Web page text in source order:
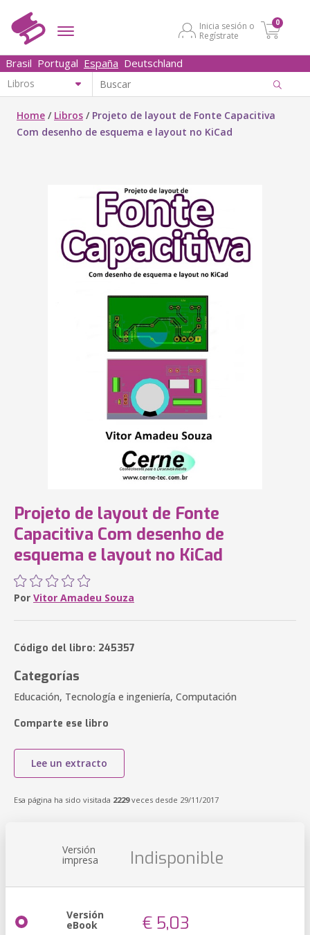
Inicia sesión o
Regístrate
0
Brasil Portugal España Deutschland
Home / Libros / Projeto de layout de Fonte Capacitiva
Com desenho de esquema e layout no KiCad
Projeto de layout de Fonte
Capacitiva Com desenho de
esquema e layout no KiCad
Por Vitor Amadeu Souza
Código del libro: 245357
Categorías
Educación, Tecnología e ingeniería, Computación
Comparte ese libro
Lee un extracto
Esa página ha sido visitada 2229veces desde 29/11/2017
Versión
impresa Indisponible
Versión
eBook € 5,03